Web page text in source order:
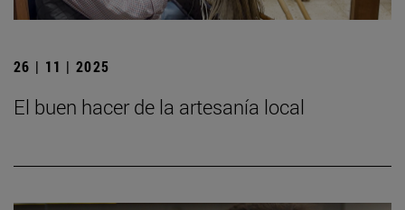
26 | 11 | 2025
El buen hacer de la artesanía local